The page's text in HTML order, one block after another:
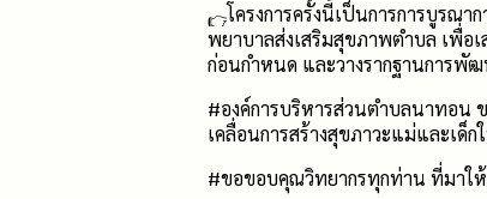
โครงการครั้งนี้เป็นการการบูรณ
พยาบาลส่งเสริมสุขภาพตำบล เพื่อ
ก่อนกำหนด และวางรากฐานการ
#องค์การบริหารส่วนตำบลนาทอน
เคลื่อนการสร้างสุขภาวะแม่และเ
#ขอขอบคุณวิทยากรทุกท่าน ที่มาใ